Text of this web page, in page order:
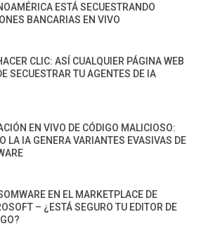
ESTÁ SECUESTRANDO
BANCARIAS EN VIVO
CLIC: ASÍ CUALQUIER PÁGINA WEB
SECUESTRAR TU AGENTES DE IA
EN VIVO DE CÓDIGO MALICIOSO:
LA IA GENERA VARIANTES EVASIVAS DE
EN EL MARKETPLACE DE
– ¿ESTÁ SEGURO TU EDITOR DE